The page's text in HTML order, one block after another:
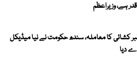
ہے، وزیراعظم
کشائی کا معاملہ، سندھ حکومت نے نیا میڈیکل
دیا